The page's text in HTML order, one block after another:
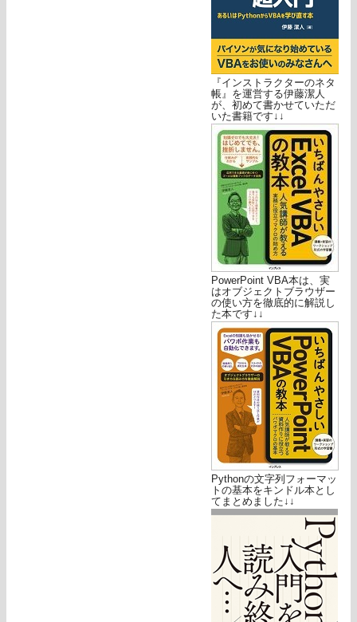
『インストラクターのネタ
帳』を運営する伊藤潔人
が、初めて書かせていただ
いた書籍です↓↓
PowerPoint VBA本は、実
はオブジェクトブラウザー
の使い方を徹底的に解説し
た本です↓↓
Pythonの文字列フォーマッ
トの基本をキンドル本とし
てまとめました↓↓